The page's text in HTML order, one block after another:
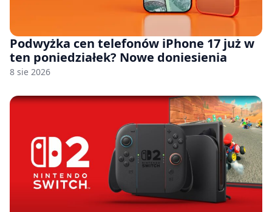
Podwyżka cen telefonów iPhone 17 już w
ten poniedziałek? Nowe doniesienia
8 sie 2026